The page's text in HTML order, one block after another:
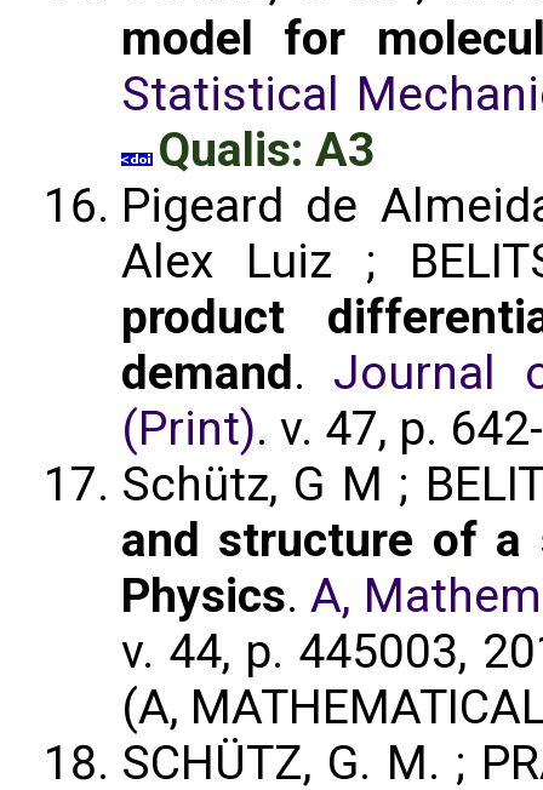
model for
Statistical
Qualis: A3
Pigeard de
Alex Luiz ;
product
demand. Journal
(Print). v. 47, p.
Schütz, G M ;
and structure of a
Physics.A,
v. 44, p. 445003,
(A,
SCHÜTZ, G. M. ;